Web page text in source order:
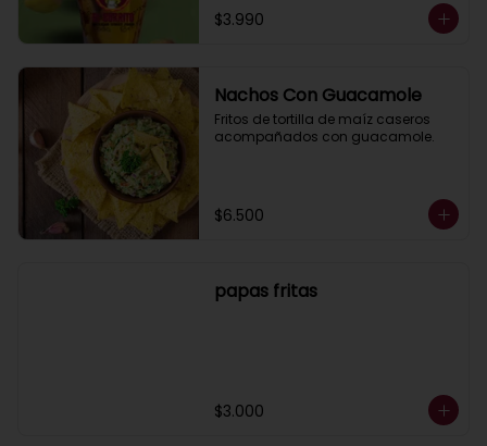
$3.990
Nachos Con Guacamole
Fritos de tortilla de maíz caseros
acompañados con guacamole.
$6.500
papas fritas
$3.000